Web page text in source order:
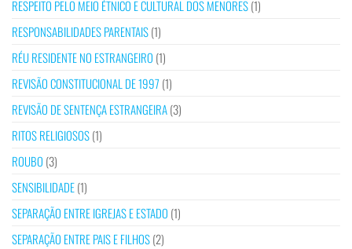
RESPEITO PELO MEIO ÉTNICO E CULTURAL DOS MENORES(1)
RESPONSABILIDADES PARENTAIS(1)
RÉU RESIDENTE NO ESTRANGEIRO (1)
REVISÃO CONSTITUCIONAL DE 1997 (1)
REVISÃO DE SENTENÇA ESTRANGEIRA(3)
RITOS RELIGIOSOS(1)
ROUBO (3)
SENSIBILIDADE(1)
SEPARAÇÃO ENTRE IGREJAS E ESTADO (1)
SEPARAÇÃO ENTRE PAIS E FILHOS(2)